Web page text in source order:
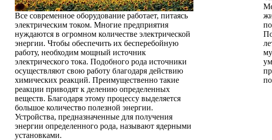
Все современное оборудование работает, питаясь
электрическим током. Многие предприятия
нуждаются в огромном количестве электрической
энергии. Чтобы обеспечить их бесперебойную
работу, необходим мощный источник
электрического тока. Подобного рода источники
осуществляют свою работу благодаря действию
химических реакций. Преимущественно такие
реакции приводят к делению определенных
веществ. Благодаря этому процессу выделяется
большое количество полезной энергии.
Устройства, предназначенные для получения
энергии определенного рода, называют ядерными
установками.